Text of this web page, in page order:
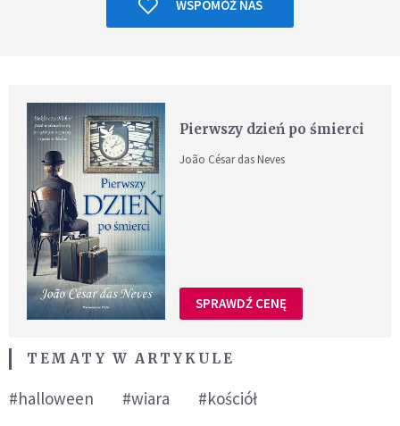
WSPOMÓŻ NAS
Pierwszy dzień po śmierci
João César das Neves
SPRAWDŹ CENĘ
TEMATY W ARTYKULE
#halloween #wiara #kościół